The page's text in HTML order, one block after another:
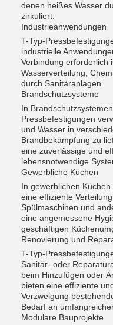
denen heißes Wasser
zirkuliert.
Industrieanwendungen
T-Typ-
industrielle
Verbindung erforderlich
Wasserverteilung,
durch Sanitäranlagen.
Brandschutzsysteme
In
Pressbefestigungen
und Wasser in
Brandbekämpfung zu
eine zuverlässige und
lebensnotwendige
Gewerbliche Küchen
In gewerblichen
eine effiziente
Spülmaschinen und
eine angemessene
geschäftigen
Renovierung und
T-Typ-
Sanitär- oder
beim Hinzufügen oder
bieten eine effiziente
Verzweigung
Bedarf an
Modulare Bauprojekte